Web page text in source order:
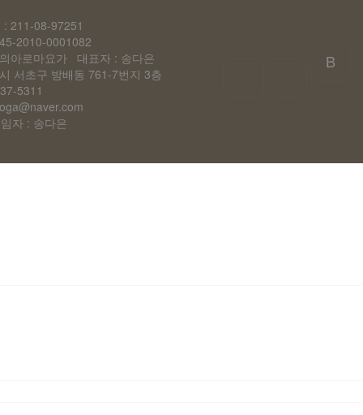
B
211-08-97251
2010-0001082
아로마요가 대표자 : 송다은
서초구 방배동 761-7번지 3층
5311
자 : 송다은